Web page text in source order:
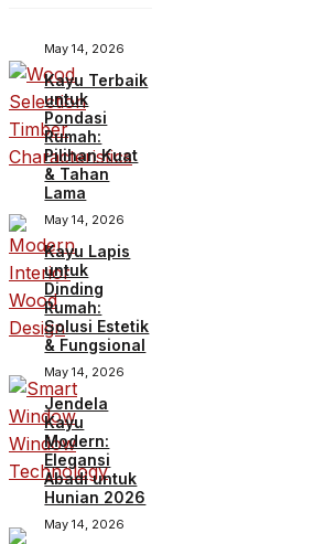
May 14, 2026
Kayu Terbaik
untuk
Pondasi
Rumah:
Pilihan Kuat
& Tahan
Lama
May 14, 2026
Kayu Lapis
untuk
Dinding
Rumah:
Solusi Estetik
& Fungsional
May 14, 2026
Jendela
Kayu
Modern:
Elegansi
Abadi untuk
Hunian 2026
May 14, 2026